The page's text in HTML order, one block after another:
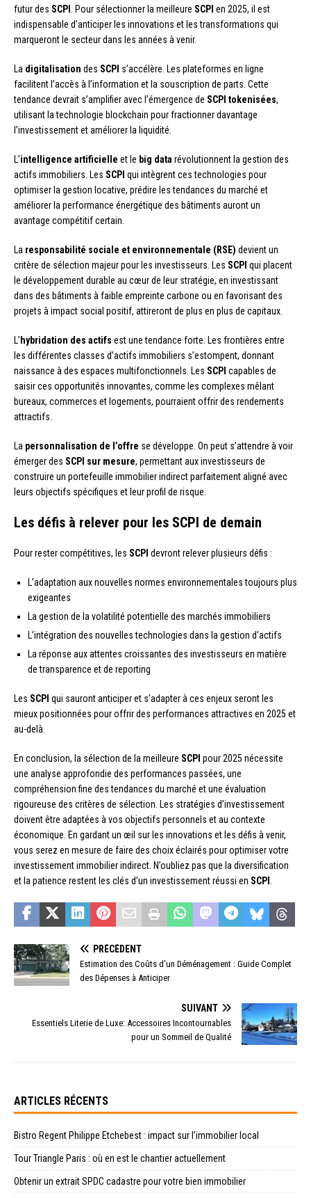
futur des SCPI . Pour sélectionner la meilleure SCPI en 2025, il est
indispensable d’anticiper les innovations et les transformations qui
marqueront le secteur dans les années à venir.
La digitalisation des SCPI s’accélère. Les plateformes en ligne
facilitent l’accès à l’information et la souscription de parts. Cette
tendance devrait s’amplifier avec l’émergence de SCPI tokenisées,
utilisant la technologie blockchain pour fractionner davantage
l’investissement et améliorer la liquidité.
L’intelligence artificielle et le big data révolutionnent la gestion des
actifs immobiliers. Les SCPI qui intègrent ces technologies pour
optimiser la gestion locative, prédire les tendances du marché et
améliorer la performance énergétique des bâtiments auront un
avantage compétitif certain.
La responsabilité sociale et environnementale (RSE) devient un
critère de sélection majeur pour les investisseurs. Les SCPI qui placent
le développement durable au cœur de leur stratégie, en investissant
dans des bâtiments à faible empreinte carbone ou en favorisant des
projets à impact social positif, attireront de plus en plus de capitaux.
L’ hybridation des actifs est une tendance forte. Les frontières entre
les différentes classes d’actifs immobiliers s’estompent, donnant
naissance à des espaces multifonctionnels. Les SCPI capables de
saisir ces opportunités innovantes, comme les complexes mêlant
bureaux, commerces et logements, pourraient offrir des rendements
attractifs.
La personnalisation de l’offre se développe. On peut s’attendre à voir
émerger des SCPI sur mesure, permettant aux investisseurs de
construire un portefeuille immobilier indirect parfaitement aligné avec
leurs objectifs spécifiques et leur profil de risque.
Les défis à relever pour les SCPI de demain
Pour rester compétitives, les SCPI devront relever plusieurs défis :
L’adaptation aux nouvelles normes environnementales toujours plus
exigeantes
La gestion de la volatilité potentielle des marchés immobiliers
L’intégration des nouvelles technologies dans la gestion d’actifs
La réponse aux attentes croissantes des investisseurs en matière
de transparence et de reporting
Les SCPI qui sauront anticiper et s’adapter à ces enjeux seront les
mieux positionnées pour offrir des performances attractives en 2025 et
au-delà.
En conclusion, la sélection de la meilleure SCPI pour 2025 nécessite
une analyse approfondie des performances passées, une
compréhension fine des tendances du marché et une évaluation
rigoureuse des critères de sélection. Les stratégies d’investissement
doivent être adaptées à vos objectifs personnels et au contexte
économique. En gardant un œil sur les innovations et les défis à venir,
vous serez en mesure de faire des choix éclairés pour optimiser votre
investissement immobilier indirect. N’oubliez pas que la diversification
et la patience restent les clés d’un investissement réussi en SCPI
PRÉCÉDENT
Estimation des Coûts d’un Déménagement : Guide Complet
des Dépenses à Anticiper
SUIVANT
Essentiels Literie de Luxe: Accessoires Incontournables
pour un Sommeil de Qualité
ARTICLES RÉCENTS
Bistro Regent Philippe Etchebest : impact sur l’immobilier local
Tour Triangle Paris : où en est le chantier actuellement
Obtenir un extrait SPDC cadastre pour votre bien immobilier